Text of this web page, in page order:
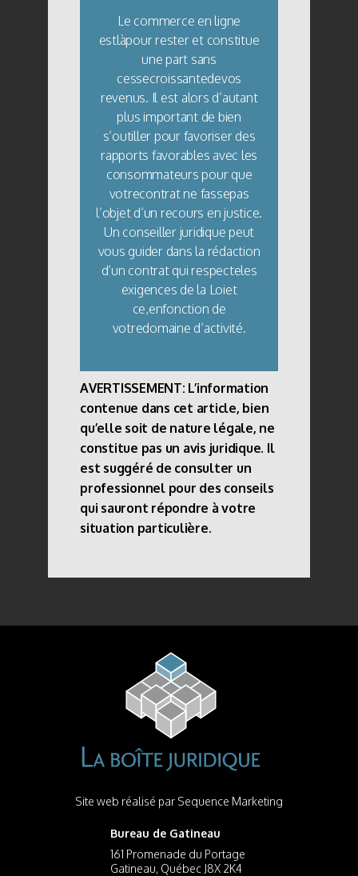
Le commerce en ligne
estlàpour rester et constitue
une part sans
cessecroissantedevos
revenus. Il est alors d’autant
plus important de bien
s’outiller pour favoriser des
rapports favorables avec les
consommateurs pour que
votrecontrat ne fassepas
l’objet d’un recours en justice.
Un conseiller juridique peut
vous guider dans la rédaction
d’un contrat qui respecteles
exigences de la Loiet
ce,enfonction de
votredomaine d’activité.
AVERTISSEMENT: L’information
contenue dans cet article, bien
qu’elle soit de nature légale, ne
constitue pas un avis juridique. Il
est suggéré de consulter un
professionnel pour des conseils
qui sauront répondre à votre
situation particulière.
Site web réalisé par Sequence Marketing
Bureau de Gatineau
161 Promenade du Portage
Gatineau, Québec J8X 2K4